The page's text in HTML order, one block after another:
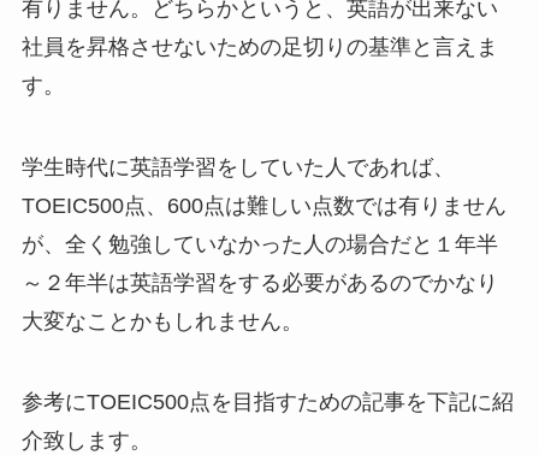
有りません。どちらかというと、英語が出来ない
社員を昇格させないための足切りの基準と言えま
す。
学生時代に英語学習をしていた人であれば、
TOEIC500点、600点は難しい点数では有りません
が、全く勉強していなかった人の場合だと１年半
～２年半は英語学習をする必要があるのでかなり
大変なことかもしれません。
参考にTOEIC500点を目指すための記事を下記に紹
介致します。